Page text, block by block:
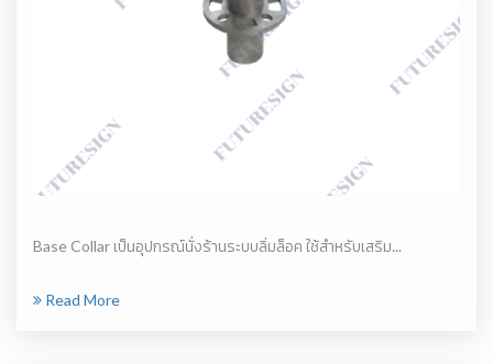
Base Collar เป็นอุปกรณ์นั่งร้านระบบลิ่มล็อค ใช้สำหรับเสริม...
Read More